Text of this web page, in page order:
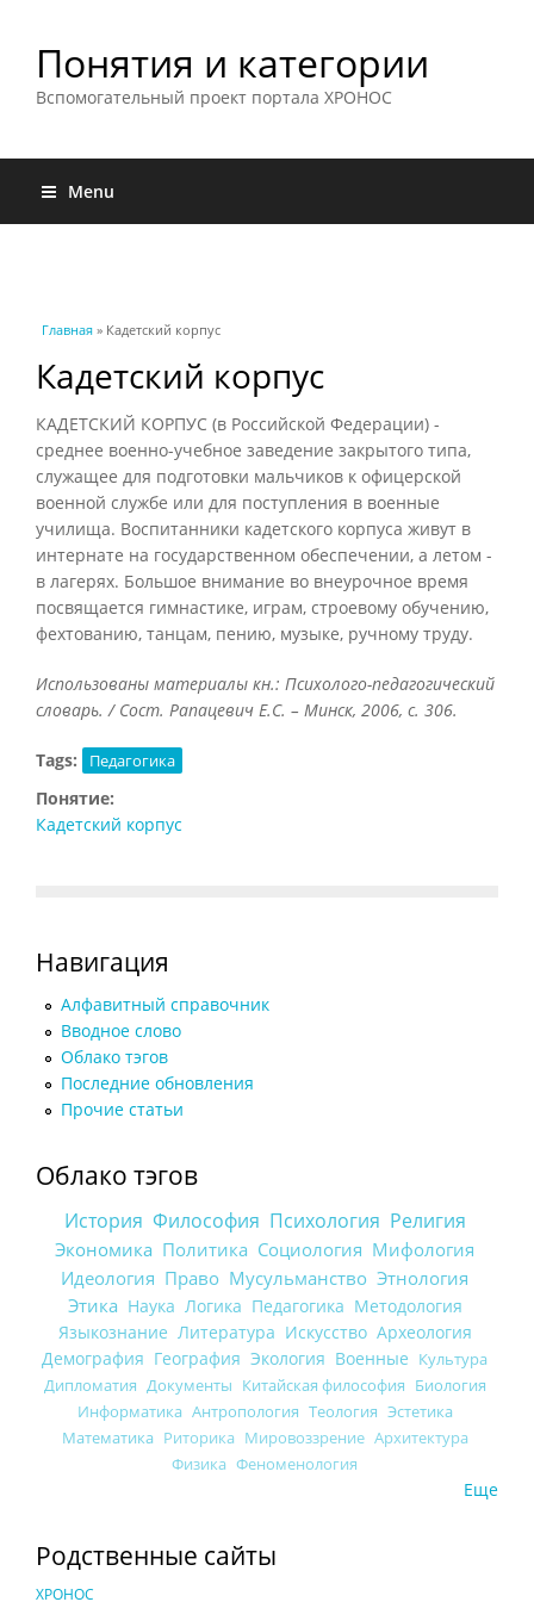
Понятия и категории
Вспомогательный проект портала ХРОНОС
Menu
Вы здесь
Главная » Кадетский корпус
Кадетский корпус
КАДЕТСКИЙ КОРПУС (в Российской Федерации) -
среднее военно-учебное заведение закрытого типа,
служащее для подготовки мальчиков к офицерской
военной службе или для поступления в военные
училища. Воспитанники кадетского корпуса живут в
интернате на государственном обеспечении, а летом -
в лагерях. Большое внимание во внеурочное время
посвящается гимнастике, играм, строевому обучению,
фехтованию, танцам, пению, музыке, ручному труду.
Использованы материалы кн.: Психолого-педагогический
словарь. / Сост. Рапацевич Е.С. – Минск, 2006, с. 306.
Tags: Педагогика
Понятие:
Кадетский корпус
Навигация
Алфавитный справочник
Вводное слово
Облако тэгов
Последние обновления
Прочие статьи
Облако тэгов
История Философия Психология Религия
Экономика Политика Социология Мифология
Идеология Право Мусульманство Этнология
Этика Наука Логика Педагогика Методология
Языкознание Литература Искусство Археология
Демография География Экология Военные Культура
Дипломатия Документы Китайская философия Биология
Информатика Антропология Теология Эстетика
Математика Риторика Мировоззрение Архитектура
Физика Феноменология
Еще
Родственные сайты
ХРОНОС